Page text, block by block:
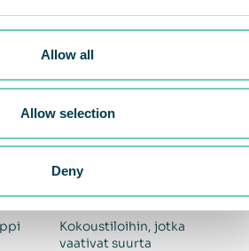
Allow all
Allow selection
Deny
QleanAir SF Forum
Kokoustiloihin, jotka
vaativat suurta